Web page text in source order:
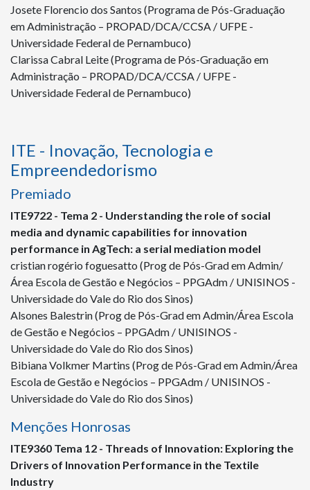
Josete Florencio dos Santos (Programa de Pós-Graduação
em Administração – PROPAD/DCA/CCSA / UFPE -
Universidade Federal de Pernambuco)
Clarissa Cabral Leite (Programa de Pós-Graduação em
Administração – PROPAD/DCA/CCSA / UFPE -
Universidade Federal de Pernambuco)
ITE - Inovação, Tecnologia e
Empreendedorismo
Premiado
ITE9722 - Tema 2 - Understanding the role of social
media and dynamic capabilities for innovation
performance in AgTech: a serial mediation model
cristian rogério foguesatto (Prog de Pós-Grad em Admin/
Área Escola de Gestão e Negócios – PPGAdm / UNISINOS -
Universidade do Vale do Rio dos Sinos)
Alsones Balestrin (Prog de Pós-Grad em Admin/Área Escola
de Gestão e Negócios – PPGAdm / UNISINOS -
Universidade do Vale do Rio dos Sinos)
Bibiana Volkmer Martins (Prog de Pós-Grad em Admin/Área
Escola de Gestão e Negócios – PPGAdm / UNISINOS -
Universidade do Vale do Rio dos Sinos)
Menções Honrosas
ITE9360 Tema 12 - Threads of Innovation: Exploring the
Drivers of Innovation Performance in the Textile
Industry